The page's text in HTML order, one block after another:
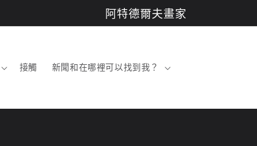
阿特德爾夫畫家
接觸 新聞和在哪裡可以找到我？